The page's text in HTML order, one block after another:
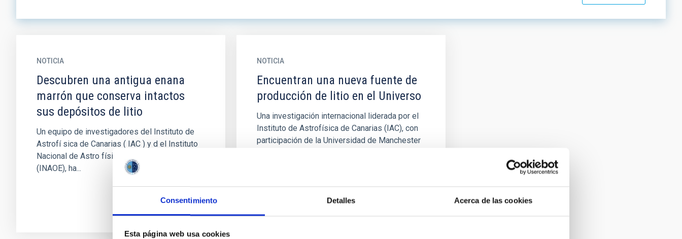
Consentimiento Detalles Acerca de las cookies
Esta página web usa cookies
NOTICIA
Descubren una antigua enana
marrón que conserva intactos
sus depósitos de litio
Un equipo de investigadores del Instituto de
Astrofí sica de Canarias ( IAC ) y d el Instituto
Nacional de Astro física, Óptica y Electrónica
(INAOE), ha...
NOTICIA
Encuentran una nueva fuente de
producción de litio en el Universo
Una investigación internacional liderada por el
Instituto de Astrofísica de Canarias (IAC), con
participación de la Universidad de Manchester